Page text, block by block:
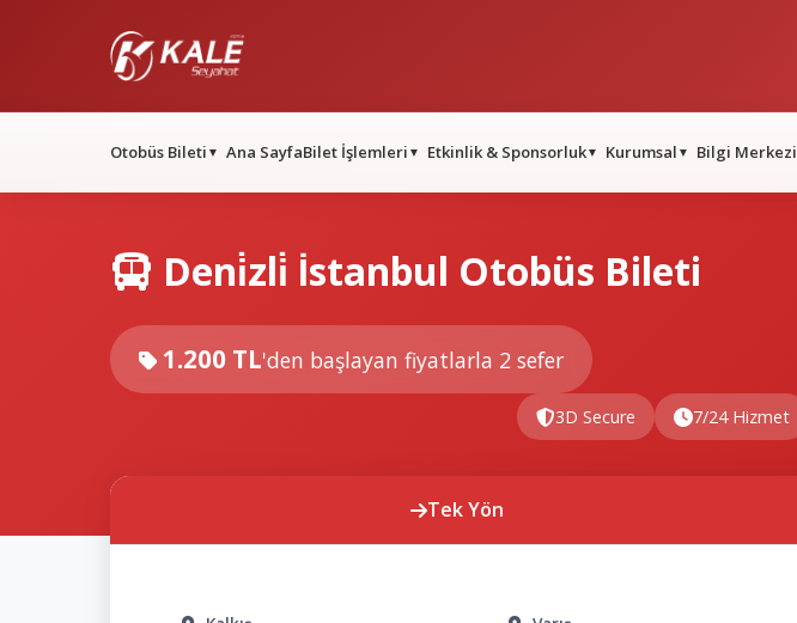
Otobüs Bileti ▼ Ana SayfaBilet İşlemleri ▼ Etkinlik & Sponsorluk▼ Kurumsal ▼ Bilgi Merkezi
Deni̇zli̇ İstanbul Otobüs Bileti
1.200 TL'den başlayan fiyatlarla 2 sefer
3D Secure 7/24 Hizmet
Tek Yön